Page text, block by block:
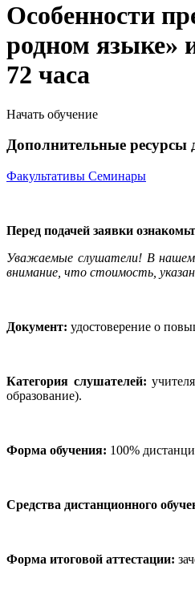
Особенности
родном
72 часа
Начать обучение
Дополнительные ресурсы
Факультативы Семинары
Перед подачей заявки
Уважаемые слушатели! В нашем
внимание, что стоимость,
Документ: удостоверение о
Категория слушателей:
образование).
Форма обучения: 100%
Средства дистанционного
Форма итоговой аттестации: